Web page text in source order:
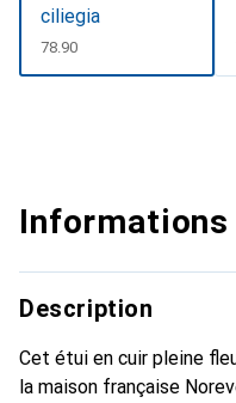
ciliegia
CHF
78.90
Description
Cet étui en cuir pleine
la maison française